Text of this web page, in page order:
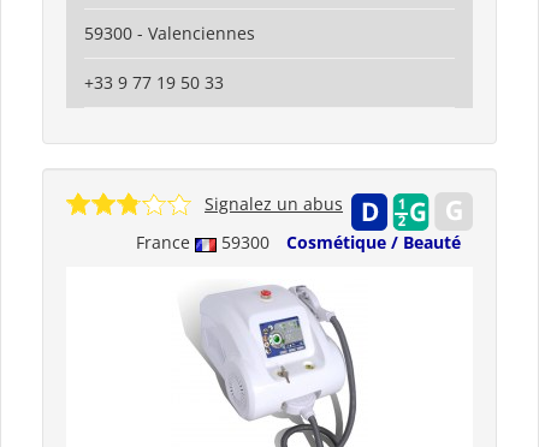
59300 - Valenciennes
+33 9 77 19 50 33
France 59300 Cosmétique / Beauté
Signalez un abus